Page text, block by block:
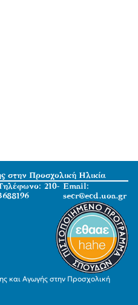
στην Προσχολική Ηλικία
210- Email:
secr@ecd.uoa.gr
και Αγωγής στην Προσχολική